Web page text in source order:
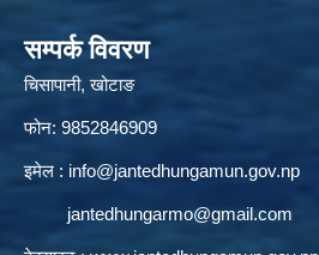
सम्पर्क विवरण
चिसापानी, खोटाङ
फोन: 9852846909
इमेल : info@jantedhungamun.gov.np
jantedhungarmo@gmail.com